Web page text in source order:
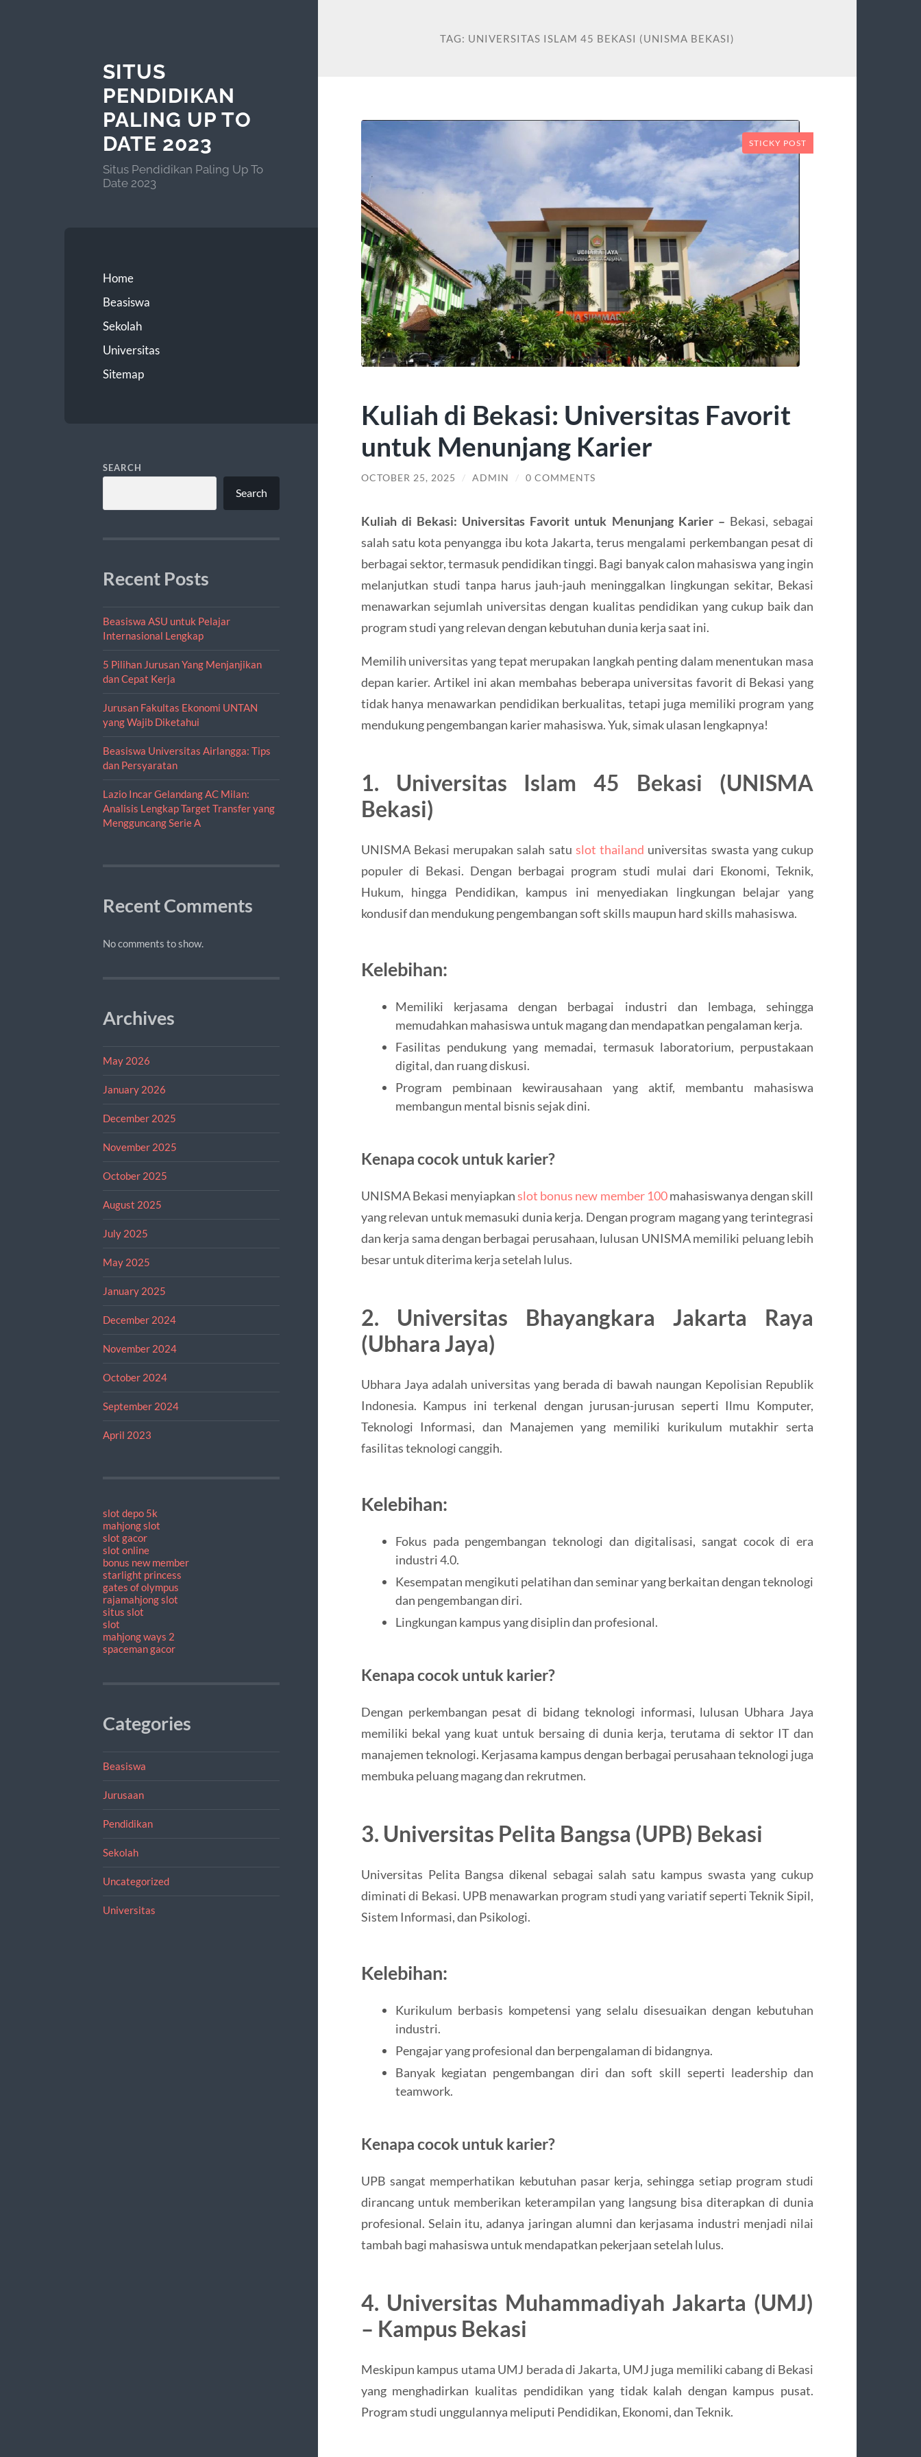
SITUS
PENDIDIKAN
PALING UP TO
DATE 2023
Situs Pendidikan Paling Up To
Date 2023
Home
Beasiswa
Sekolah
Universitas
Sitemap
SEARCH
Search
Recent Posts
Beasiswa ASU untuk Pelajar
Internasional Lengkap
5 Pilihan Jurusan Yang Menjanjikan
dan Cepat Kerja
Jurusan Fakultas Ekonomi UNTAN
yang Wajib Diketahui
Beasiswa Universitas Airlangga: Tips
dan Persyaratan
Lazio Incar Gelandang AC Milan:
Analisis Lengkap Target Transfer yang
Mengguncang Serie A
Recent Comments
No comments to show.
Archives
May 2026
January 2026
December 2025
November 2025
October 2025
August 2025
July 2025
May 2025
January 2025
December 2024
November 2024
October 2024
September 2024
April 2023
slot depo 5k
mahjong slot
slot gacor
slot online
bonus new member
starlight princess
gates of olympus
rajamahjong slot
situs slot
slot
mahjong ways 2
spaceman gacor
Categories
Beasiswa
Jurusaan
Pendidikan
Sekolah
Uncategorized
Universitas
TAG: UNIVERSITAS ISLAM 45 BEKASI (UNISMA BEKASI)
STICKY POST
Kuliah di Bekasi: Universitas Favorit
untuk Menunjang Karier
OCTOBER 25, 2025 / ADMIN / 0 COMMENTS
Kuliah di Bekasi: Universitas Favorit untuk Menunjang Karier – Bekasi, sebagai
salah satu kota penyangga ibu kota Jakarta, terus mengalami perkembangan pesat di
berbagai sektor, termasuk pendidikan tinggi. Bagi banyak calon mahasiswa yang ingin
melanjutkan studi tanpa harus jauh-jauh meninggalkan lingkungan sekitar, Bekasi
menawarkan sejumlah universitas dengan kualitas pendidikan yang cukup baik dan
program studi yang relevan dengan kebutuhan dunia kerja saat ini.
Memilih universitas yang tepat merupakan langkah penting dalam menentukan masa
depan karier. Artikel ini akan membahas beberapa universitas favorit di Bekasi yang
tidak hanya menawarkan pendidikan berkualitas, tetapi juga memiliki program yang
mendukung pengembangan karier mahasiswa. Yuk, simak ulasan lengkapnya!
1. Universitas Islam 45 Bekasi (UNISMA
Bekasi)
UNISMA Bekasi merupakan salah satu slot thailand universitas swasta yang cukup
populer di Bekasi. Dengan berbagai program studi mulai dari Ekonomi, Teknik,
Hukum, hingga Pendidikan, kampus ini menyediakan lingkungan belajar yang
kondusif dan mendukung pengembangan soft skills maupun hard skills mahasiswa.
Kelebihan:
Memiliki kerjasama dengan berbagai industri dan lembaga, sehingga
memudahkan mahasiswa untuk magang dan mendapatkan pengalaman kerja.
Fasilitas pendukung yang memadai, termasuk laboratorium, perpustakaan
digital, dan ruang diskusi.
Program pembinaan kewirausahaan yang aktif, membantu mahasiswa
membangun mental bisnis sejak dini.
Kenapa cocok untuk karier?
UNISMA Bekasi menyiapkanslot bonus new member 100mahasiswanya dengan skill
yang relevan untuk memasuki dunia kerja. Dengan program magang yang terintegrasi
dan kerja sama dengan berbagai perusahaan, lulusan UNISMA memiliki peluang lebih
besar untuk diterima kerja setelah lulus.
2. Universitas Bhayangkara Jakarta Raya
(Ubhara Jaya)
Ubhara Jaya adalah universitas yang berada di bawah naungan Kepolisian Republik
Indonesia. Kampus ini terkenal dengan jurusan-jurusan seperti Ilmu Komputer,
Teknologi Informasi, dan Manajemen yang memiliki kurikulum mutakhir serta
fasilitas teknologi canggih.
Kelebihan:
Fokus pada pengembangan teknologi dan digitalisasi, sangat cocok di era
industri 4.0.
Kesempatan mengikuti pelatihan dan seminar yang berkaitan dengan teknologi
dan pengembangan diri.
Lingkungan kampus yang disiplin dan profesional.
Kenapa cocok untuk karier?
Dengan perkembangan pesat di bidang teknologi informasi, lulusan Ubhara Jaya
memiliki bekal yang kuat untuk bersaing di dunia kerja, terutama di sektor IT dan
manajemen teknologi. Kerjasama kampus dengan berbagai perusahaan teknologi juga
membuka peluang magang dan rekrutmen.
3. Universitas Pelita Bangsa (UPB) Bekasi
Universitas Pelita Bangsa dikenal sebagai salah satu kampus swasta yang cukup
diminati di Bekasi. UPB menawarkan program studi yang variatif seperti Teknik Sipil,
Sistem Informasi, dan Psikologi.
Kelebihan:
Kurikulum berbasis kompetensi yang selalu disesuaikan dengan kebutuhan
industri.
Pengajar yang profesional dan berpengalaman di bidangnya.
Banyak kegiatan pengembangan diri dan soft skill seperti leadership dan
teamwork.
Kenapa cocok untuk karier?
UPB sangat memperhatikan kebutuhan pasar kerja, sehingga setiap program studi
dirancang untuk memberikan keterampilan yang langsung bisa diterapkan di dunia
profesional. Selain itu, adanya jaringan alumni dan kerjasama industri menjadi nilai
tambah bagi mahasiswa untuk mendapatkan pekerjaan setelah lulus.
4. Universitas Muhammadiyah Jakarta (UMJ)
– Kampus Bekasi
Meskipun kampus utama UMJ berada di Jakarta, UMJ juga memiliki cabang di Bekasi
yang menghadirkan kualitas pendidikan yang tidak kalah dengan kampus pusat.
Program studi unggulannya meliputi Pendidikan, Ekonomi, dan Teknik.